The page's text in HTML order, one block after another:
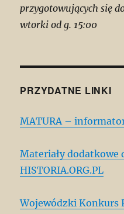
przygotowujących się
wtorki od g. 15:00
PRZYDATNE LINKI
MATURA –
Materiały dodatkowe
HISTORIA.ORG.PL
Wojewódzki Konkurs